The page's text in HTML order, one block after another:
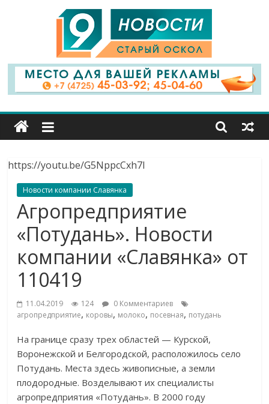
9
Канал
Старый
Оскол
https://youtu.be/G5NppcCxh7I
Новости компании Славянка
Агропредприятие
«Потудань». Новости
компании «Славянка» от
110419
11.04.2019 124
0 Комментариев
агропредприятие, коровы, молоко, посевная, потудань
На границе сразу трех областей — Курской,
Воронежской и Белгородской, расположилось село
Потудань. Места здесь живописные, а земли
плодородные. Возделывают их специалисты
агропредприятия «Потудань». В 2000 году